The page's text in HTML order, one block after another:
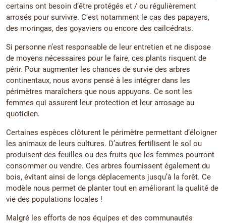
certains ont besoin d’être protégés et / ou régulièrement
arrosés pour survivre. C’est notamment le cas des papayers,
des moringas, des goyaviers ou encore des caïlcédrats.
Si personne n’est responsable de leur entretien et ne dispose
de moyens nécessaires pour le faire, ces plants risquent de
périr. Pour augmenter les chances de survie des arbres
continentaux, nous avons pensé à les intégrer dans les
périmètres maraîchers que nous appuyons. Ce sont les
femmes qui assurent leur protection et leur arrosage au
quotidien.
Certaines espèces clôturent le périmètre permettant d’éloigner
les animaux de leurs cultures. D’autres fertilisent le sol ou
produisent des feuilles ou des fruits que les femmes pourront
consommer ou vendre. Ces arbres fournissent également du
bois, évitant ainsi de longs déplacements jusqu’à la forêt. Ce
modèle nous permet de planter tout en améliorant la qualité de
vie des populations locales !
Malgré les efforts de nos équipes et des communautés